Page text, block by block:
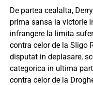
De partea cealalta,
prima sansa la victorie
infrangere la limita
contra celor de la Sligo
disputat in deplasare,
categorica in ultima
contra celor de la